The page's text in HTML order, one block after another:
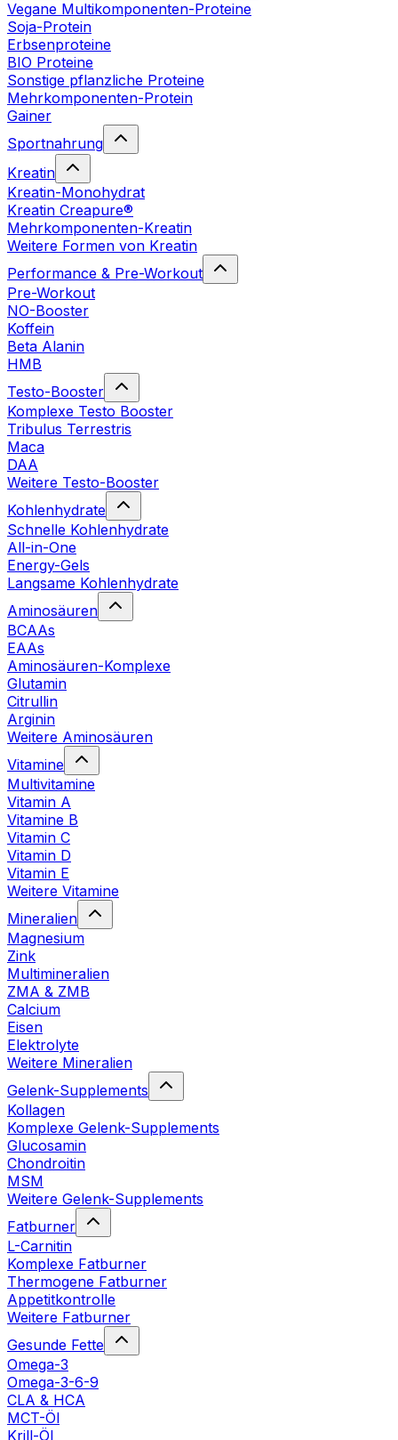
Vegane Multikomponenten-Proteine
Soja-Protein
Erbsenproteine
BIO Proteine
Sonstige pflanzliche Proteine
Mehrkomponenten-Protein
Gainer
Sportnahrung
Kreatin
Kreatin-Monohydrat
Kreatin Creapure®
Mehrkomponenten-Kreatin
Weitere Formen von Kreatin
Performance & Pre-Workout
Pre-Workout
NO-Booster
Koffein
Beta Alanin
HMB
Testo-Booster
Komplexe Testo Booster
Tribulus Terrestris
Maca
DAA
Weitere Testo-Booster
Kohlenhydrate
Schnelle Kohlenhydrate
All-in-One
Energy-Gels
Langsame Kohlenhydrate
Aminosäuren
BCAAs
EAAs
Aminosäuren-Komplexe
Glutamin
Citrullin
Arginin
Weitere Aminosäuren
Vitamine
Multivitamine
Vitamin A
Vitamine B
Vitamin C
Vitamin D
Vitamin E
Weitere Vitamine
Mineralien
Magnesium
Zink
Multimineralien
ZMA & ZMB
Calcium
Eisen
Elektrolyte
Weitere Mineralien
Gelenk-Supplements
Kollagen
Komplexe Gelenk-Supplements
Glucosamin
Chondroitin
MSM
Weitere Gelenk-Supplements
Fatburner
L-Carnitin
Komplexe Fatburner
Thermogene Fatburner
Appetitkontrolle
Weitere Fatburner
Gesunde Fette
Omega-3
Omega-3-6-9
CLA & HCA
MCT-Öl
Krill-Öl